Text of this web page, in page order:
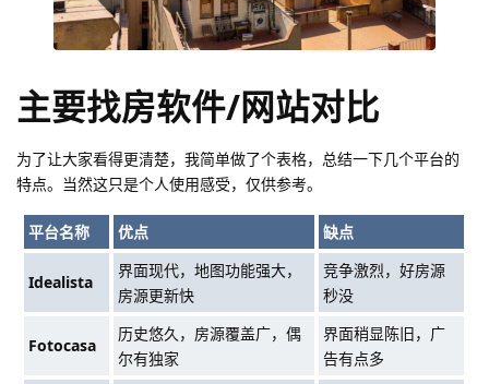
主要找房软件/网站对比
为了让大家看得更清楚，我简单做了个表格，总结一下几个平台的
特点。当然这只是个人使用感受，仅供参考。
平台名称 优点 缺点
Idealista
界面现代，地图功能强大，
房源更新快
竞争激烈，好房源
秒没
Fotocasa
历史悠久，房源覆盖广，偶
尔有独家
界面稍显陈旧，广
告有点多